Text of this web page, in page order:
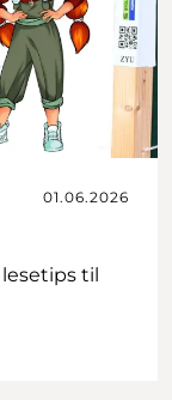
01.06.2026
til